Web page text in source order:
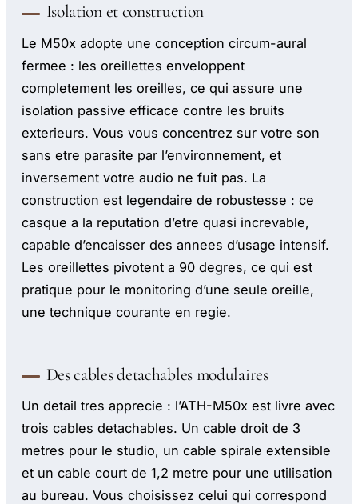
Isolation et construction
Le M50x adopte une conception circum-aural
fermee : les oreillettes enveloppent
completement les oreilles, ce qui assure une
isolation passive efficace contre les bruits
exterieurs. Vous vous concentrez sur votre son
sans etre parasite par l’environnement, et
inversement votre audio ne fuit pas. La
construction est legendaire de robustesse : ce
casque a la reputation d’etre quasi increvable,
capable d’encaisser des annees d’usage intensif.
Les oreillettes pivotent a 90 degres, ce qui est
pratique pour le monitoring d’une seule oreille,
une technique courante en regie.
Des cables detachables modulaires
Un detail tres apprecie : l’ATH-M50x est livre avec
trois cables detachables. Un cable droit de 3
metres pour le studio, un cable spirale extensible
et un cable court de 1,2 metre pour une utilisation
au bureau. Vous choisissez celui qui correspond